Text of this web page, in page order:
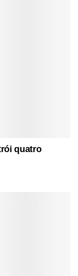
quatro